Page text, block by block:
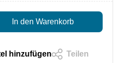
Gib den gewünschten
In den Warenkorb
hinzufügen Teilen